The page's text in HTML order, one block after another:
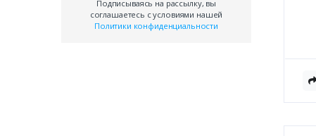
Подписываясь на рассылку, вы
соглашаетесь с условиями нашей
Политики конфиденциальности